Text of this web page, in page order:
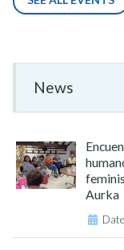
News
Aurka